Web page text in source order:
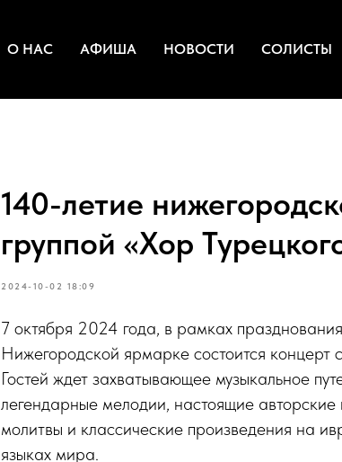
О НАС АФИША НОВОСТИ СОЛИСТЫ
140-летие
группой «Хор
2024-10-02 18:09
7 октября 2024 года, в рамках
Нижегородской ярмарке состоится концерт
Гостей ждет захватывающее музыкальное
легендарные мелодии, настоящие
молитвы и классические произведения на
языках мира.